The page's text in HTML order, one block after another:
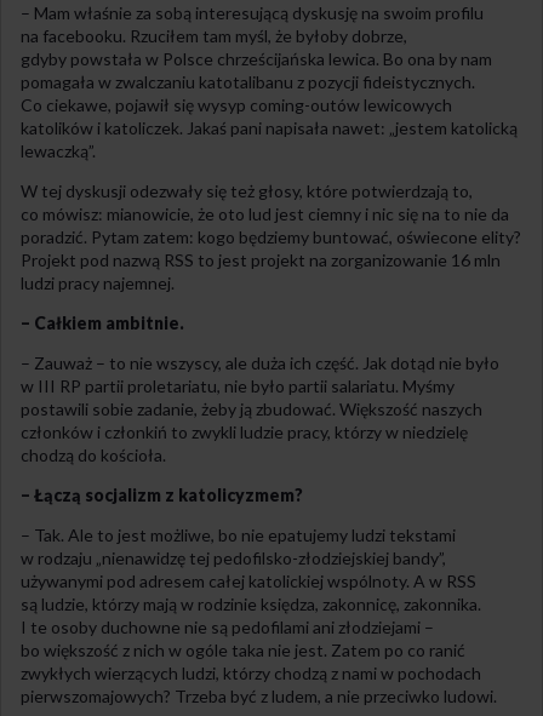
– Mam właśnie za sobą interesującą dyskusję na swoim profilu
na facebooku. Rzuciłem tam myśl, że byłoby dobrze,
gdyby powstała w Polsce chrześcijańska lewica. Bo ona by nam
pomagała w zwalczaniu katotalibanu z pozycji fideistycznych.
Co ciekawe, pojawił się wysyp coming-outów lewicowych
katolików i katoliczek. Jakaś pani napisała nawet: „jestem katolicką
lewaczką”.
W tej dyskusji odezwały się też głosy, które potwierdzają to,
co mówisz: mianowicie, że oto lud jest ciemny i nic się na to nie da
poradzić. Pytam zatem: kogo będziemy buntować, oświecone elity?
Projekt pod nazwą RSS to jest projekt na zorganizowanie 16 mln
ludzi pracy najemnej.
– Całkiem ambitnie.
– Zauważ – to nie wszyscy, ale duża ich część. Jak dotąd nie było
w III RP partii proletariatu, nie było partii salariatu. Myśmy
postawili sobie zadanie, żeby ją zbudować. Większość naszych
członków i członkiń to zwykli ludzie pracy, którzy w niedzielę
chodzą do kościoła.
– Łączą socjalizm z katolicyzmem?
– Tak. Ale to jest możliwe, bo nie epatujemy ludzi tekstami
w rodzaju „nienawidzę tej pedofilsko-złodziejskiej bandy”,
używanymi pod adresem całej katolickiej wspólnoty. A w RSS
są ludzie, którzy mają w rodzinie księdza, zakonnicę, zakonnika.
I te osoby duchowne nie są pedofilami ani złodziejami –
bo większość z nich w ogóle taka nie jest. Zatem po co ranić
zwykłych wierzących ludzi, którzy chodzą z nami w pochodach
pierwszomajowych? Trzeba być z ludem, a nie przeciwko ludowi.